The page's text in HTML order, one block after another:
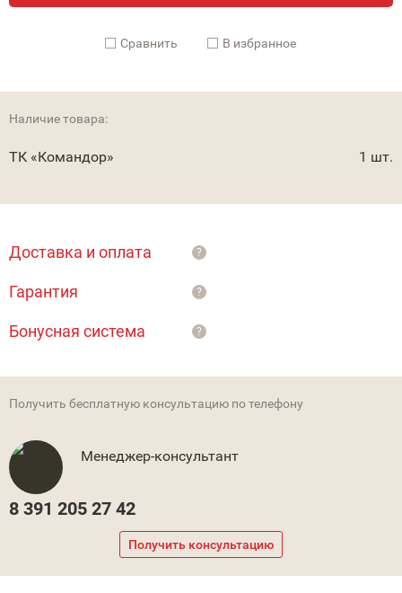
Cравнить В избранное
Наличие товара:
ТК «Командор» 1 шт.
Доставка и оплата ?
Гарантия ?
Бонусная система ?
Получить бесплатную консультацию по телефону
Менеджер-консультант
8 391 205 27 42
Получить консультацию